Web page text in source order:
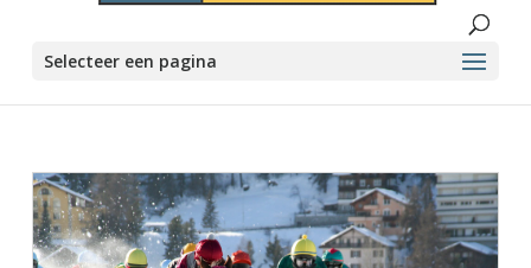
Selecteer een pagina